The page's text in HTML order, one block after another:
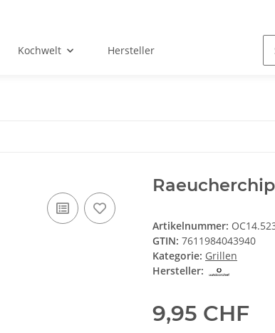
Kochwelt Hersteller
Artikelnummer:
GTIN: 7611984043940
Kategorie: Grillen
Hersteller:
9,95 CHF